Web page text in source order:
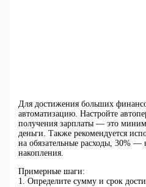
Для достижения больших
автоматизацию. Настройте
получения зарплаты — это
деньги. Также рекомендуется
на обязательные расходы, 30%
накопления.
Примерные шаги:
1. Определите сумму и срок